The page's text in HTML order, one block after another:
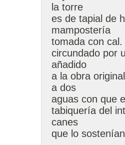
la torre
es de tapial de
mampostería
tomada con
circundado por
añadido
a la obra
a dos
aguas con que
tabiquería del
canes
que lo